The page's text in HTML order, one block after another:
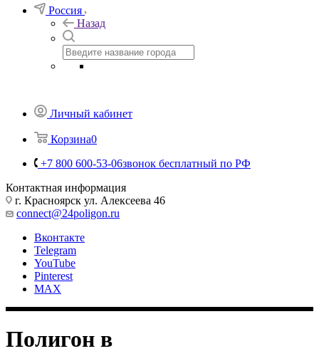
Россия
Назад
Личный кабинет
Корзина0
+7 800 600-53-06звонок бесплатный по РФ
Контактная информация
г. Красноярск ул. Алексеева 46
connect@24poligon.ru
Вконтакте
Telegram
YouTube
Pinterest
MAX
Полигон в